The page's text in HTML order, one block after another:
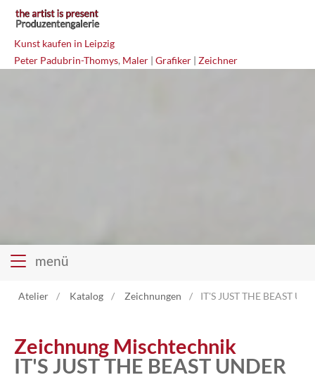
Kunst kaufen in Leipzig
Peter Padubrin-Thomys, Maler | Grafiker | Zeichner
menü
Atelier Katalog Zeichnungen IT'S JUST THE BEAST
Zeichnung Mischtechnik
IT'S JUST THE BEAST UNDER